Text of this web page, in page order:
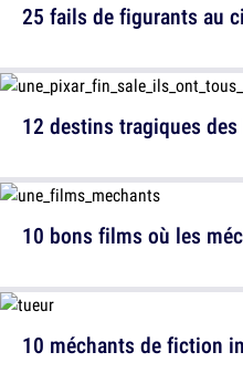
12 destins tragiques
10 méchants de fiction
25 fails de figurants au
10 bons films où les